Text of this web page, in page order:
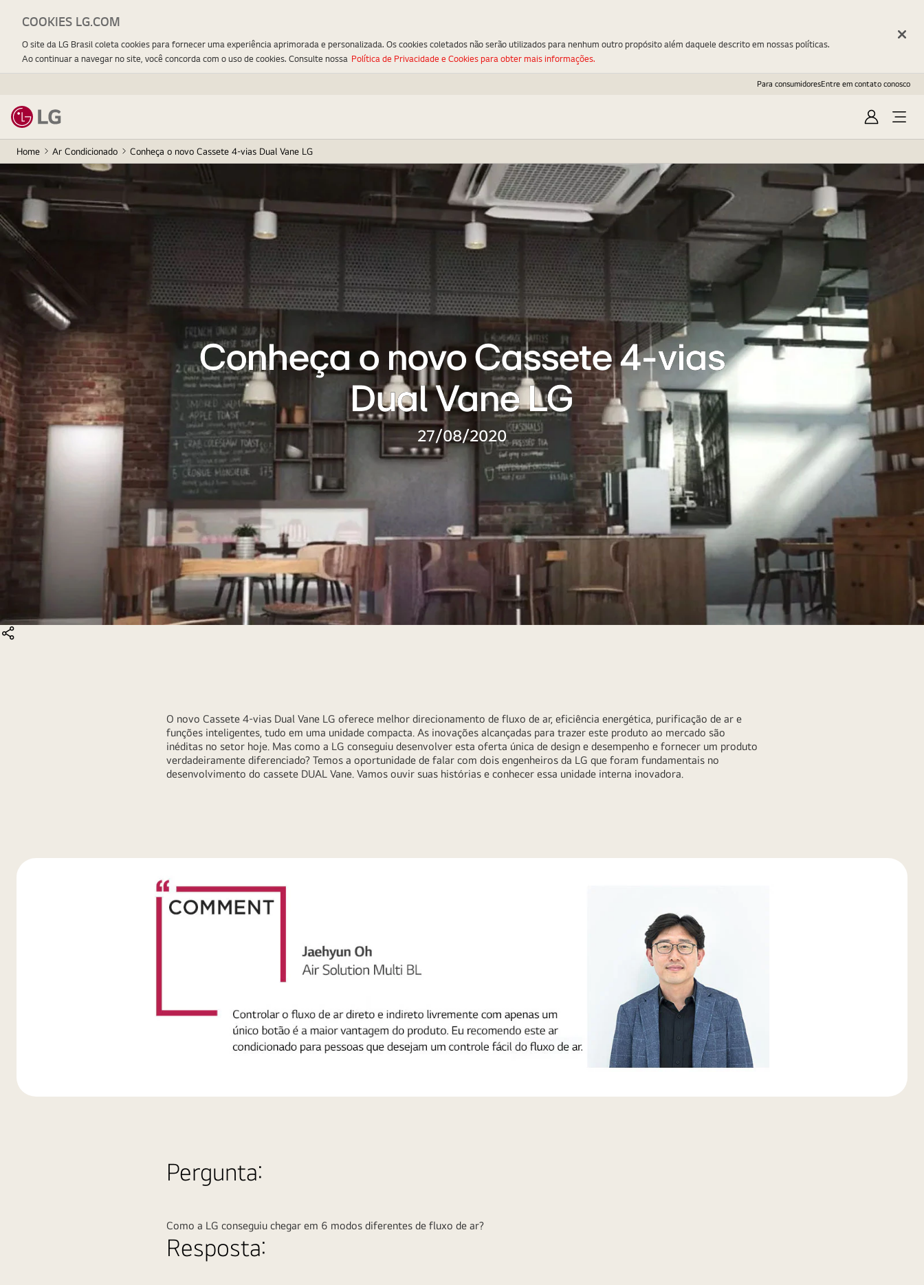
Para consumidoresEntre em contato conosco
EntrarOpen
Menu
Home Ar Condicionado Conheça o novo Cassete 4-vias Dual Vane LG
Conheça o novo Cassete 4-vias
Dual Vane LG
27/08/2020
COMPARTILHAR
O novo Cassete 4-vias Dual Vane LG oferece melhor direcionamento de fluxo de ar, eficiência energética, purificação de ar e
funções inteligentes, tudo em uma unidade compacta. As inovações alcançadas para trazer este produto ao mercado são
inéditas no setor hoje. Mas como a LG conseguiu desenvolver esta oferta única de design e desempenho e fornecer um produto
verdadeiramente diferenciado? Temos a oportunidade de falar com dois engenheiros da LG que foram fundamentais no
desenvolvimento do cassete DUAL Vane. Vamos ouvir suas histórias e conhecer essa unidade interna inovadora.
Pergunta:
Como a LG conseguiu chegar em 6 modos diferentes de fluxo de ar?
Resposta:
COOKIES LG.COM
O site da LG Brasil coleta cookies para fornecer uma experiência aprimorada e personalizada. Os cookies coletados não serão utilizados para nenhum outro propósito além daquele descrito em nossas políticas.
Ao continuar a navegar no site, você concorda com o uso de cookies. Consulte nossa Política de Privacidade e Cookies para obter mais informações.